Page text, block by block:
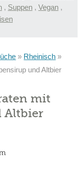
, Suppen , Vegan ,
» Rheinisch »
und Altbier
mit
Altbier